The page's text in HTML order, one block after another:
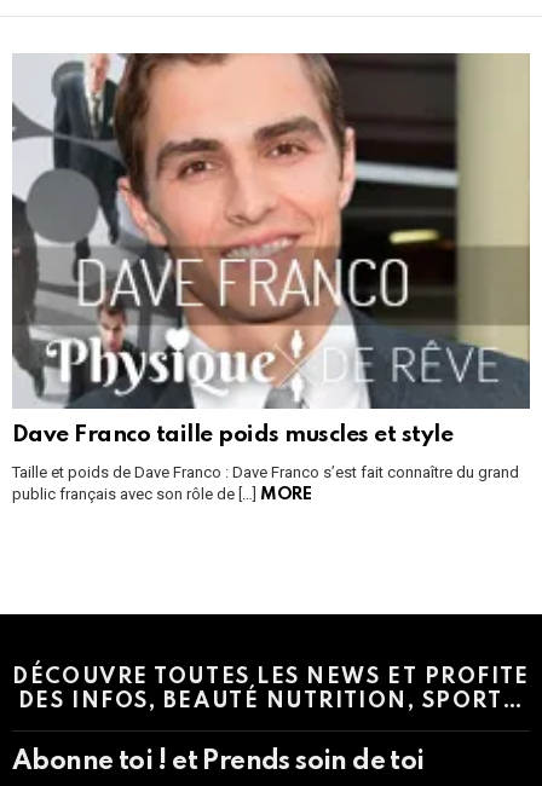
LATEST
STORIES
Dave Franco taille poids muscles et style
Taille et poids de Dave Franco : Dave Franco s’est fait connaître du grand
public français avec son rôle de […] MORE
DÉCOUVRE TOUTES LES NEWS ET PROFITE
DES INFOS, BEAUTÉ NUTRITION, SPORT…
Abonne toi ! et Prends soin de toi